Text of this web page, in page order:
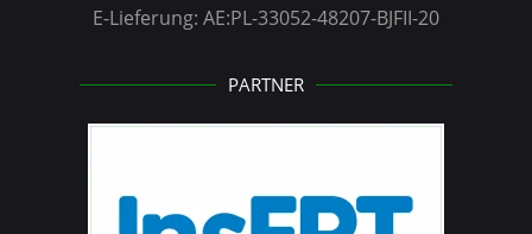
E-Lieferung: AE:PL-33052-48207-BJFII-20
PARTNER